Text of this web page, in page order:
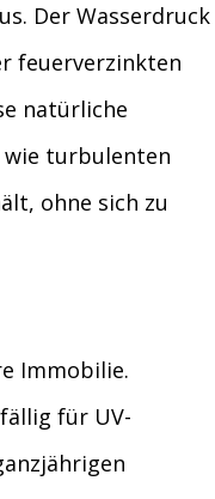
Der Wasserdruck
feuerverzinkten
natürliche
wie turbulenten
ohne sich zu
Immobilie.
für UV-